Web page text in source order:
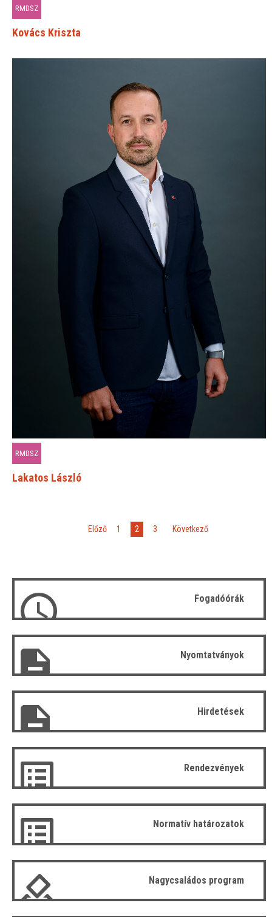
RMDSZ
Kovács Kriszta
RMDSZ
Lakatos László
Előző 1 2 3 Következő
Fogadóórák
Nyomtatványok
Hirdetések
Rendezvények
Normatív határozatok
Nagycsaládos program